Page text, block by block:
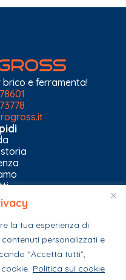
la tua esperienza di
personalizzati e
“Accetta tutti”,
Politica sui cookie
e ferramenta!
Cookies
& Co.